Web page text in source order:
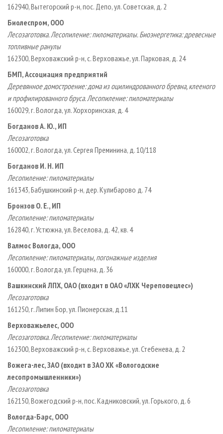
162940, Вытегорский р-­н, пос. Депо, ул. Советская, д. 2
Биолеспром, ООО
Лесозаготовка. Лесопиление: пиломатериалы. Биоэнергетика: древесные
топливные ранулы
162300, Верховажский р­-н, с. Верховажье, ул. Парковая, д. 24
БМП, Ассоциация предприятий
Деревянное домостроение: дома из оцилиндрованного бревна, клееного
и профилированного бруса. Лесопиление: пиломатериалы
160029, г. Вологда, ул. Хорхоринская, д. 4
Богданов А. Ю., ИП
Лесозаготовка
160002, г. Вологда, ул. Сергея Преминина, д. 10/118
Богданов И. Н. ИП
Лесопиление: пиломатериалы
161343, Бабушкинский р­-н, дер. Кулибарово д. 74
Бронзов О. Е., ИП
Лесопиление: пиломатериалы
162840, г. Устюжна, ул. Веселова, д. 42, кв. 4
Валмос Вологда, ООО
Лесопиление: пиломатериалы, погонажные изделия
160000, г. Вологда, ул. Герцена, д. 36
Вашкинский ЛПХ, ОАО (входит в ОАО «ЛХК Череповецлес»)
Лесозаготовка
161250, г. Липин Бор, ул. Пионерская, д.11
Верховажьелес, ООО
Лесозаготовка. Лесопиление: пиломатериалы
162300, Верховажский р-­н, с. Верховажье, ул. Стебенева, д. 2
Вожега­-лес, ЗАО (входит в ЗАО ХК «Вологодские
лесопромышленники»)
Лесозаготовка
162150, Вожегодский р­-н, пос. Кадниковский, ул. Горького, д. 6
Вологда­-Барс, ООО
Лесопиление: пиломатериалы